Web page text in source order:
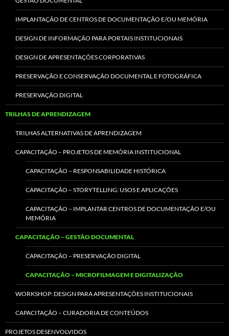
IMPLANTAÇÃO DE CENTROS DE DOCUMENTAÇÃO E/OU MEMÓRIA
DESIGN DE INFORMAÇÃO PARA PORTAIS INSTITUCIONAIS
DESIGN DE APRESENTAÇÕES CORPORATIVAS
PRESERVAÇÃO E CONSERVAÇÃO DOCUMENTAL E FOTOGRÁFICA
PRESERVAÇÃO DIGITAL
TRILHAS DE APRENDIZAGEM
TRILHAS ALTERNATIVAS DE APRENDIZAGEM
CAPACITAÇÃO – PROJETOS DE MEMÓRIA INSTITUCIONAL
CAPACITAÇÃO – RESPONSABILIDADE HISTÓRICA
CAPACITAÇÃO – STORYTELLING: USOS E APLICAÇÕES
CAPACITAÇÃO – IMPLANTAR CENTROS DE DOCUMENTAÇÃO E/OU
MEMÓRIA
CAPACITAÇÃO – GESTÃO DOCUMENTAL
CAPACITAÇÃO – PRESERVAÇÃO DIGITAL
CAPACITAÇÃO – MICROFILMAGEM E DIGITALIZAÇÃO
WORKSHOP: DESIGN PARA APRESENTAÇÕES INSTITUCIONAIS
CAPACITAÇÃO – CURADORIA DE CONTEÚDOS
PROJETOS DESENVOLVIDOS